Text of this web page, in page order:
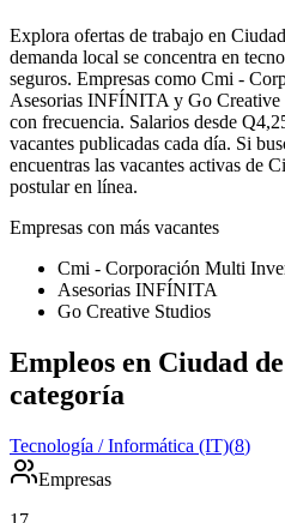
Explora ofertas de trabajo en
demanda local se concentra en
seguros. Empresas como Cmi -
Asesorias INFÍNITA y Go Creative
con frecuencia. Salarios desde
vacantes publicadas cada día. Si
encuentras las vacantes activas de
postular en línea.
Empresas con más vacantes
Cmi - Corporación Multi
Asesorias INFÍNITA
Go Creative Studios
Empleos en Ciudad
categoría
Tecnología / Informática (IT)(8)
Empresas